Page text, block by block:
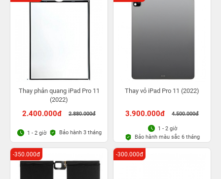
Thay phản quang iPad Pro 11
(2022)
2.400.000đ 2.880.000đ
1 - 2 giờ Bảo hành 3 tháng
Thay vỏ iPad Pro 11 (2022)
3.900.000đ 4.500.000đ
1 - 2 giờ
Bảo hành màu sắc 6 tháng
-350.000đ -300.000đ